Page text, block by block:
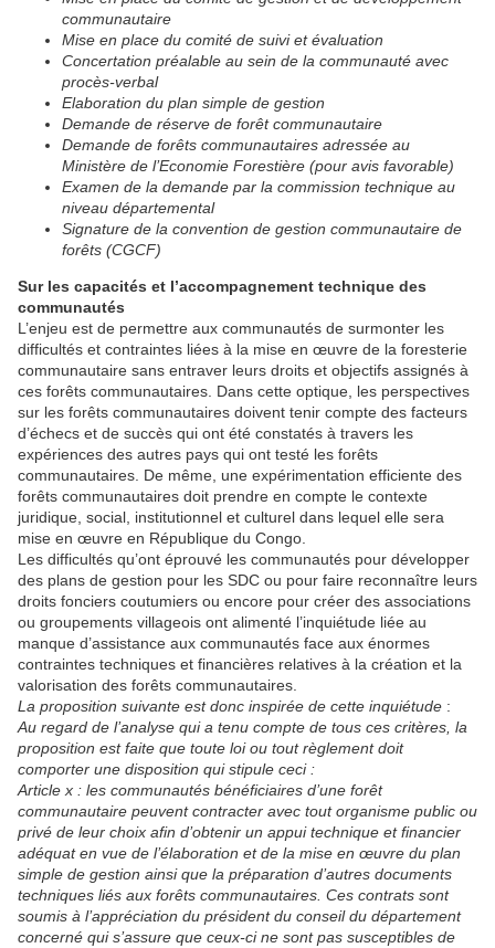
communautaire
Mise en place du comité de suivi et évaluation
Concertation préalable au sein de la communauté avec
procès-verbal
Elaboration du plan simple de gestion
Demande de réserve de forêt communautaire
Demande de forêts communautaires adressée au
Ministère de l’Economie Forestière (pour avis favorable)
Examen de la demande par la commission technique au
niveau départemental
Signature de la convention de gestion communautaire de
forêts (CGCF)
Sur les capacités et l’accompagnement technique des
communautés
L’enjeu est de permettre aux communautés de surmonter les
difficultés et contraintes liées à la mise en œuvre de la foresterie
communautaire sans entraver leurs droits et objectifs assignés à
ces forêts communautaires. Dans cette optique, les perspectives
sur les forêts communautaires doivent tenir compte des facteurs
d’échecs et de succès qui ont été constatés à travers les
expériences des autres pays qui ont testé les forêts
communautaires. De même, une expérimentation efficiente des
forêts communautaires doit prendre en compte le contexte
juridique, social, institutionnel et culturel dans lequel elle sera
mise en œuvre en République du Congo.
Les difficultés qu’ont éprouvé les communautés pour développer
des plans de gestion pour les SDC ou pour faire reconnaître leurs
droits fonciers coutumiers ou encore pour créer des associations
ou groupements villageois ont alimenté l’inquiétude liée au
manque d’assistance aux communautés face aux énormes
contraintes techniques et financières relatives à la création et la
valorisation des forêts communautaires.
La proposition suivante est donc inspirée de cette inquiétude :
Au regard de l’analyse qui a tenu compte de tous ces critères, la
proposition est faite que toute loi ou tout règlement doit
comporter une disposition qui stipule ceci :
Article x : les communautés bénéficiaires d’une forêt
communautaire peuvent contracter avec tout organisme public ou
privé de leur choix afin d’obtenir un appui technique et financier
adéquat en vue de l’élaboration et de la mise en œuvre du plan
simple de gestion ainsi que la préparation d’autres documents
techniques liés aux forêts communautaires. Ces contrats sont
soumis à l’appréciation du président du conseil du département
concerné qui s’assure que ceux-ci ne sont pas susceptibles de